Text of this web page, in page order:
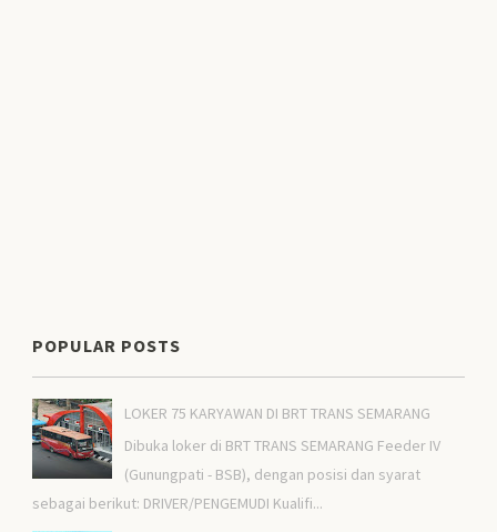
POPULAR POSTS
LOKER 75 KARYAWAN DI BRT TRANS SEMARANG
Dibuka loker di BRT TRANS SEMARANG Feeder IV
(Gunungpati - BSB), dengan posisi dan syarat
sebagai berikut: DRIVER/PENGEMUDI Kualifi...